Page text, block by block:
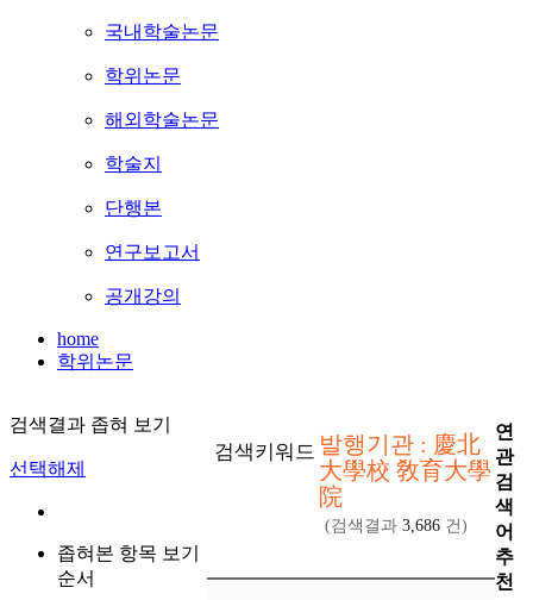
국내학술논문
학위논문
해외학술논문
학술지
단행본
연구보고서
공개강의
home
학위논문
검색결과 좁혀 보기
선택해제
좁혀본 항목 보기
순서
검색키워드 발행기관 : 慶北
大學校 敎育大學
院
(검색결과 3,686 건)
연
관
검
색
어
추
천